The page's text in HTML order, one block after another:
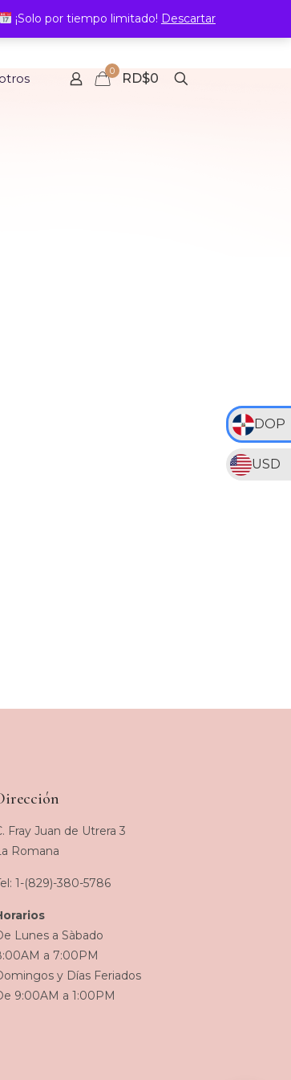
DOP
USD
0 RD$0
Fray Juan de Utrera 3
Romana
1-(829)-380-5786
Lunes a Sàbado
a 7:00PM
y Días Feriados
9:00AM a 1:00PM
¡Solo por tiempo limitado! Descartar